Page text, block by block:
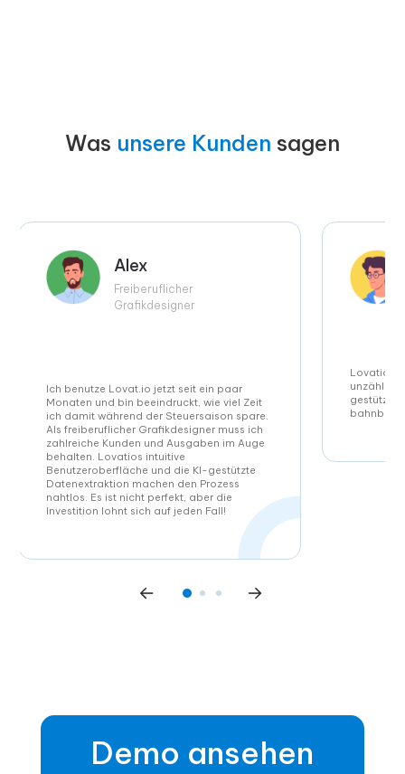
Was unsere Kunden sagen
Alex
Freiberuflicher
Grafikdesigner
Ich benutze Lovat.io jetzt seit ein paar
Monaten und bin beeindruckt, wie viel Zeit
ich damit während der Steuersaison spare.
Als freiberuflicher Grafikdesigner muss ich
zahlreiche Kunden und Ausgaben im Auge
behalten. Lovatios intuitive
Benutzeroberfläche und die KI-gestützte
Datenextraktion machen den Prozess
nahtlos. Es ist nicht perfekt, aber die
Investition lohnt sich auf jeden Fall!
Lovatio
unzählige
gestützte
Demo ansehen